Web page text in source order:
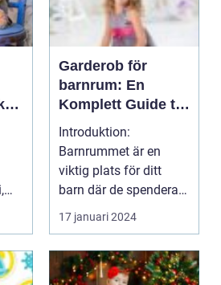
Garderob för
barnrum: En
Komplett Guide till
Design och
Funktion
Introduktion:
Barnrummet är en
viktig plats för ditt
barn där de spenderar
mycket tid. En viktig
del...
17 januari 2024